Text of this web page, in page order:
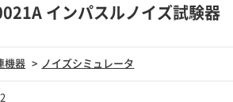
インパスルノイズ試験器
機器 ノイズシミュレータ